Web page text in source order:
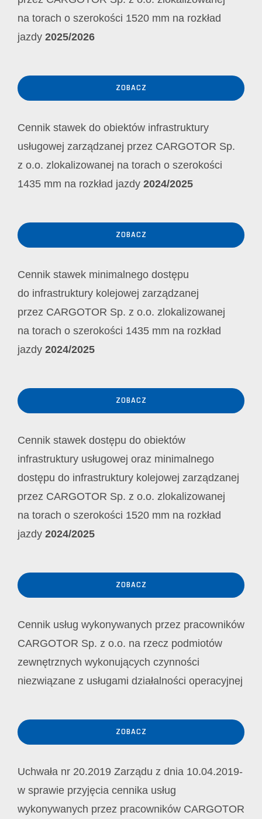
na torach o szerokości 1520 mm na rozkład
jazdy 2025/2026
ZOBACZ
Cennik stawek do obiektów infrastruktury
usługowej zarządzanej przez CARGOTOR Sp.
z o.o. zlokalizowanej na torach o szerokości
1435 mm na rozkład jazdy 2024/2025
ZOBACZ
Cennik stawek minimalnego dostępu
do infrastruktury kolejowej zarządzanej
przez CARGOTOR Sp. z o.o. zlokalizowanej
na torach o szerokości 1435 mm na rozkład
jazdy 2024/2025
ZOBACZ
Cennik stawek dostępu do obiektów
infrastruktury usługowej oraz minimalnego
dostępu do infrastruktury kolejowej zarządzanej
przez CARGOTOR Sp. z o.o. zlokalizowanej
na torach o szerokości 1520 mm na rozkład
jazdy 2024/2025
ZOBACZ
Cennik usług wykonywanych przez pracowników
CARGOTOR Sp. z o.o. na rzecz podmiotów
zewnętrznych wykonujących czynności
niezwiązane z usługami działalności operacyjnej
ZOBACZ
Uchwała nr 20.2019 Zarządu z dnia 10.04.2019-
w sprawie przyjęcia cennika usług
wykonywanych przez pracowników CARGOTOR